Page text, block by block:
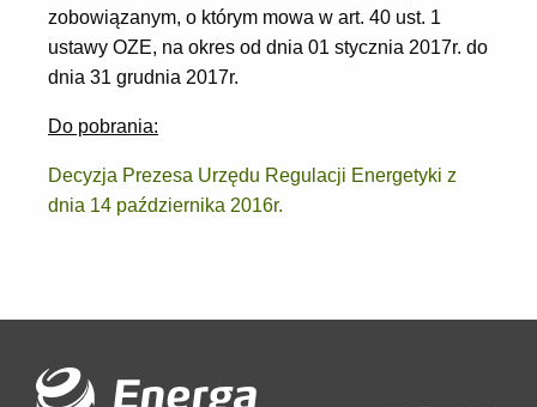
zobowiązanym, o którym mowa w art. 40 ust. 1
ustawy OZE, na okres od dnia 01 stycznia 2017r. do
dnia 31 grudnia 2017r.
Do pobrania:
Decyzja Prezesa Urzędu Regulacji Energetyki z
dnia 14 października 2016r.